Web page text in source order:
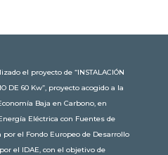
el proyecto de “INSTALACIÓN
DE 60 Kw”, proyecto acogido a la
Baja en Carbono, en
Eléctrica con Fuentes de
el Fondo Europeo de Desarrollo
el IDAE, con el objetivo de